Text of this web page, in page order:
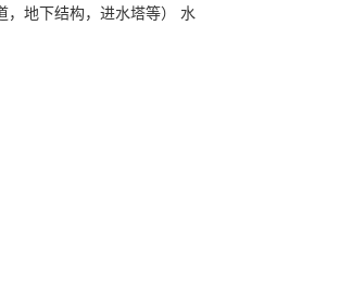
，地下结构，进水塔等） 水